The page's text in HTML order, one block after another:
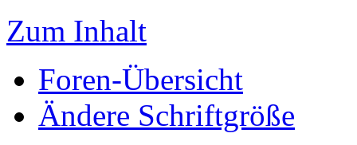
Zum Inhalt
Foren-Übersicht
Ändere Schriftgröße